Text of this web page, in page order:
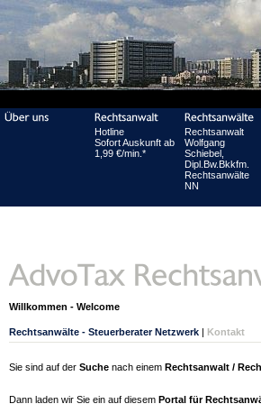
Hotline
Sofort Auskunft ab
1,99 €/min.*
Rechtsanwalt
Wolfgang
Schiebel,
Dipl.Bw.Bkkfm.
Rechtsanwälte
NN
Willkommen - Welcome
Rechtsanwälte - Steuerberater Netzwerk | Kontakt
Sie sind auf der Suche nach einem Rechtsanwalt /
Dann laden wir Sie ein auf diesem Portal für